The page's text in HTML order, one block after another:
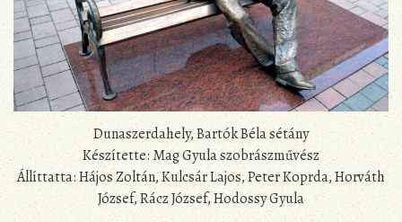
Dunaszerdahely, Bartók Béla sétány
Készítette: Mag Gyula szobrászművész
Állíttatta: Hájos Zoltán, Kulcsár Lajos, Peter Koprda, Horváth
József, Rácz József, Hodossy Gyula